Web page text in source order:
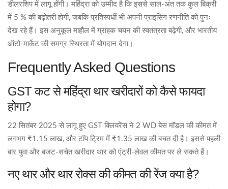
डीलरशिप में लागू होंगी। महिंद्रा को उम्मीद है कि इससे साल‑अंत तक कुल बिक्री
में 5 % की बढ़ोतरी होगी, जबकि प्रतिस्पर्धी भी अपनी प्राइसिंग रणनीति को पुनः
देख रहे हैं। इस अनुकूल माहौल में ग्राहक चयन की स्वतंत्रता बढ़ेगी, और भारतीय
ऑटो‑मार्केट की समग्र स्थिरता में योगदान देगा।
Frequently Asked Questions
GST कट से महिंद्रा थार खरीदारों को कैसे फायदा
होगा?
22 सितंबर 2025 से लागू हुए GST क्लियरेंस ने 2 WD बेस मॉडल की कीमत में
लगभग ₹1.15 लाख, और टॉप ट्रिम में ₹1.35 लाख की बचत दी है। इससे पहली
बार युवा और बजट‑सचेत खरीदार थार को एंट्री‑लेवल कीमत पर ले सकते हैं।
नए थार और थार रोक्स की कीमत की रेंज क्या है?